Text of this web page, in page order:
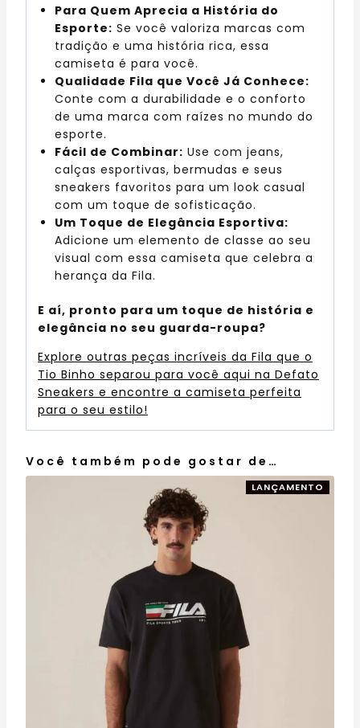
Para Quem Aprecia a História do
Esporte: Se você valoriza marcas com
tradição e uma história rica, essa
camiseta é para você.
Qualidade Fila que Você Já Conhece:
Conte com a durabilidade e o conforto
de uma marca com raízes no mundo do
esporte.
Fácil de Combinar: Use com jeans,
calças esportivas, bermudas e seus
sneakers favoritos para um look casual
com um toque de sofisticação.
Um Toque de Elegância Esportiva:
Adicione um elemento de classe ao seu
visual com essa camiseta que celebra a
herança da Fila.
E aí, pronto para um toque de história e
elegância no seu guarda-roupa?
Explore outras peças incríveis da Fila que o
Tio Binho separou para você aqui na Defato
Sneakers e encontre a camiseta perfeita
para o seu estilo!
Você também pode gostar de…
LANÇAMENTO